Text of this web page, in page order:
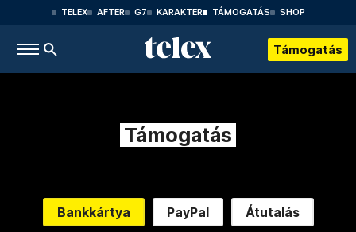
TELEX AFTER G7 KARAKTER TÁMOGATÁS SHOP
Támogatás
Támogatás
Bankkártya PayPal Átutalás